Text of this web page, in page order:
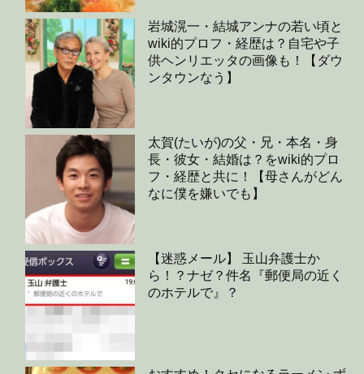
岩城滉一・結城アンナの若い頃と
wiki的プロフ・経歴は？自宅や子
供ヘンリエッタの画像も！【ダウ
ンタウンなう】
太賀(たいが)の父・兄・本名・身
長・彼女・結婚は？をwiki的プロ
フ・経歴と共に！【母さんがどん
なに僕を嫌いでも】
【迷惑メール】 玉山弁護士か
ら！？ナゼ？件名『郵便局の近く
のホテルで』？